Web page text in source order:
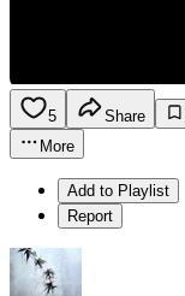
5 Share
More
Add to Playlist
Report